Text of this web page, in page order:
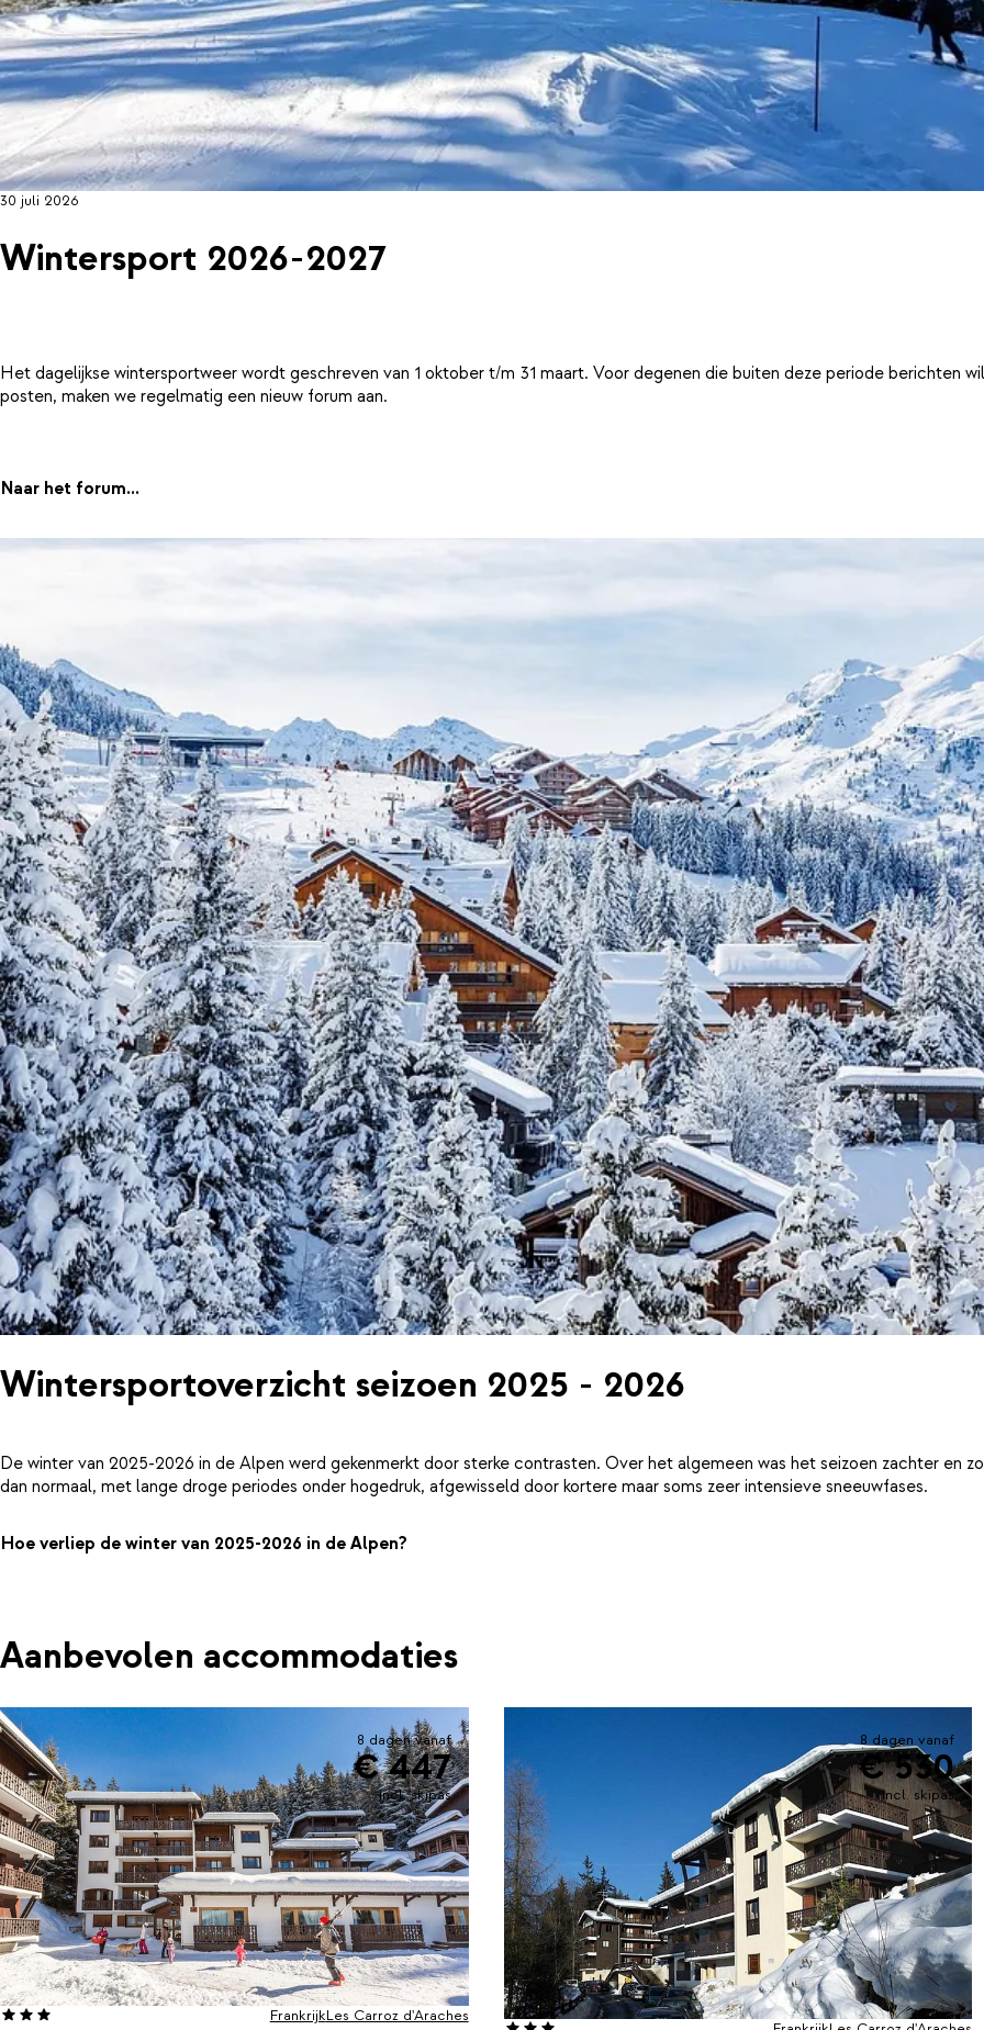
30 juli 2026
Wintersport 2026-2027
Het dagelijkse wintersportweer wordt geschreven van 1 oktober t/m 31 maart. Voor degenen die buiten deze periode berichten
posten, maken we regelmatig een nieuw forum aan.
Naar het forum...
Wintersportoverzicht seizoen 2025 - 2026
De winter van 2025-2026 in de Alpen werd gekenmerkt door sterke contrasten. Over het algemeen was het seizoen zachter en
dan normaal, met lange droge periodes onder hogedruk, afgewisseld door kortere maar soms zeer intensieve sneeuwfases.
Hoe verliep de winter van 2025-2026 in de Alpen?
Aanbevolen accommodaties
8 dagen vanaf
€ 447
incl. skipas
FrankrijkLes Carroz d'Araches
8 dagen vanaf
€ 530
incl. skipas